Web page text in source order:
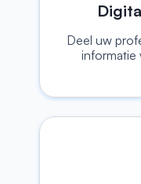
Deel uw
informatie